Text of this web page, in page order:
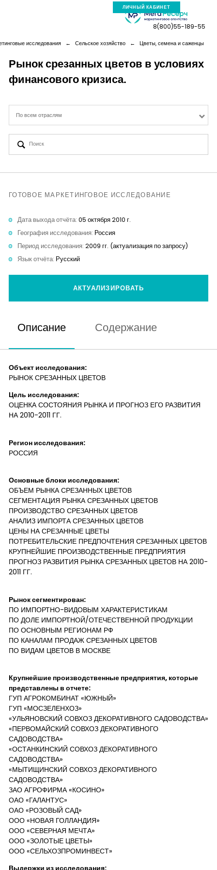
ЛИЧНЫЙ КАБИНЕТ
Компания
Услуги
Новая реальность
Аналитика
Контакты
8(800)55-189-55
исследования ← Сельское хозяйство ← Цветы, семена и саженцы
Рынок срезанных цветов в условиях
финансового кризиса.
По всем отраслям
ГОТОВОЕ МАРКЕТИНГОВОЕ ИССЛЕДОВАНИЕ
Дата выхода отчёта: 05 октября 2010 г.
География исследования: Россия
Период исследования: 2009 гг. (актуализация по запросу)
Язык отчёта: Русский
АКТУАЛИЗИРОВАТЬ
Описание Содержание
Объект исследования:
РЫНОК СРЕЗАННЫХ ЦВЕТОВ
Цель исследования:
ОЦЕНКА СОСТОЯНИЯ РЫНКА И ПРОГНОЗ ЕГО РАЗВИТИЯ
НА 2010-2011 ГГ.
Регион исследования:
РОССИЯ
Основные блоки исследования:
ОБЪЕМ РЫНКА СРЕЗАННЫХ ЦВЕТОВ
СЕГМЕНТАЦИЯ РЫНКА СРЕЗАННЫХ ЦВЕТОВ
ПРОИЗВОДСТВО СРЕЗАННЫХ ЦВЕТОВ
АНАЛИЗ ИМПОРТА СРЕЗАННЫХ ЦВЕТОВ
ЦЕНЫ НА СРЕЗАННЫЕ ЦВЕТЫ
ПОТРЕБИТЕЛЬСКИЕ ПРЕДПОЧТЕНИЯ СРЕЗАННЫХ ЦВЕТОВ
КРУПНЕЙШИЕ ПРОИЗВОДСТВЕННЫЕ ПРЕДПРИЯТИЯ
ПРОГНОЗ РАЗВИТИЯ РЫНКА СРЕЗАННЫХ ЦВЕТОВ НА 2010-
2011 ГГ.
Рынок сегментирован:
ПО ИМПОРТНО-ВИДОВЫМ ХАРАКТЕРИСТИКАМ
ПО ДОЛЕ ИМПОРТНОЙ/ОТЕЧЕСТВЕННОЙ ПРОДУКЦИИ
ПО ОСНОВНЫМ РЕГИОНАМ РФ
ПО КАНАЛАМ ПРОДАЖ СРЕЗАННЫХ ЦВЕТОВ
ПО ВИДАМ ЦВЕТОВ В МОСКВЕ
Крупнейшие производственные предприятия, которые
представлены в отчете:
ГУП АГРОКОМБИНАТ «ЮЖНЫЙ»
ГУП «МОСЗЕЛЕНХОЗ»
«УЛЬЯНОВСКИЙ СОВХОЗ ДЕКОРАТИВНОГО САДОВОДСТВА»
«ПЕРВОМАЙСКИЙ СОВХОЗ ДЕКОРАТИВНОГО
САДОВОДСТВА»
«ОСТАНКИНСКИЙ СОВХОЗ ДЕКОРАТИВНОГО
САДОВОДСТВА»
«МЫТИЩИНСКИЙ СОВХОЗ ДЕКОРАТИВНОГО
САДОВОДСТВА»
ЗАО АГРОФИРМА «КОСИНО»
ОАО «ГАЛАНТУС»
ОАО «РОЗОВЫЙ САД»
ООО «НОВАЯ ГОЛЛАНДИЯ»
ООО «СЕВЕРНАЯ МЕЧТА»
ООО «ЗОЛОТЫЕ ЦВЕТЫ»
ООО «СЕЛЬХОЗПРОМИНВЕСТ»